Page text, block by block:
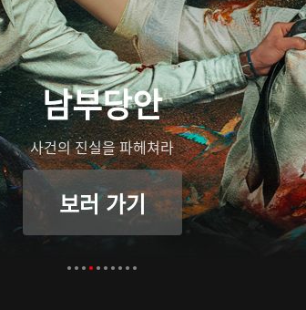
남부당안
사건의 진실을 파헤쳐라
보러 가기